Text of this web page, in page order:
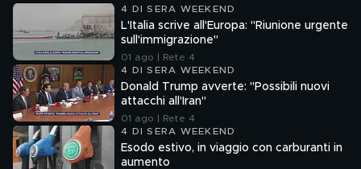
4 DI SERA WEEKEND
L'Italia scrive all'Europa: "Riunione urgente
sull'immigrazione"
01 ago | Rete 4
4 DI SERA WEEKEND
Donald Trump avverte: "Possibili nuovi
attacchi all'Iran"
01 ago | Rete 4
4 DI SERA WEEKEND
Esodo estivo, in viaggio con carburanti in
aumento